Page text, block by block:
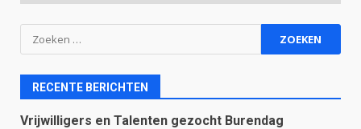
Zoeken
naar:
RECENTE BERICHTEN
Vrijwilligers en Talenten gezocht Burendag